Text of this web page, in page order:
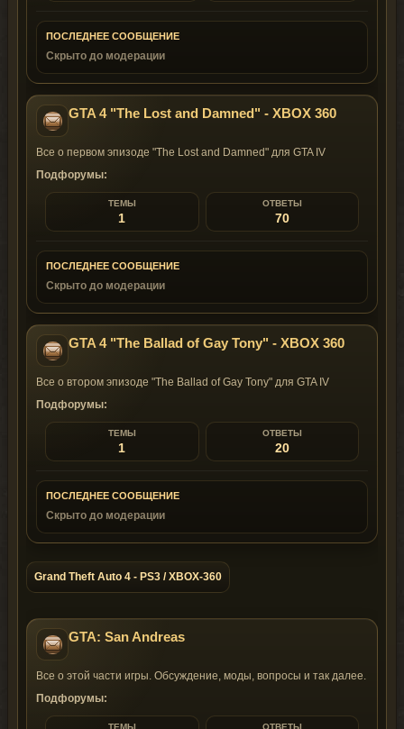
ПОСЛЕДНЕЕ СООБЩЕНИЕ
Скрыто до модерации
GTA 4 "The Lost and Damned" - XBOX 360
Все о первом эпизоде "The Lost and Damned" для GTA IV
Подфорумы:
ТЕМЫ
1
ОТВЕТЫ
70
ПОСЛЕДНЕЕ СООБЩЕНИЕ
Скрыто до модерации
GTA 4 "The Ballad of Gay Tony" - XBOX 360
Все о втором эпизоде "The Ballad of Gay Tony" для GTA IV
Подфорумы:
ТЕМЫ
1
ОТВЕТЫ
20
ПОСЛЕДНЕЕ СООБЩЕНИЕ
Скрыто до модерации
Grand Theft Auto 4 - PS3 / XBOX-360
GTA: San Andreas
Все о этой части игры. Обсуждение, моды, вопросы и так далее.
Подфорумы:
ТЕМЫ ОТВЕТЫ